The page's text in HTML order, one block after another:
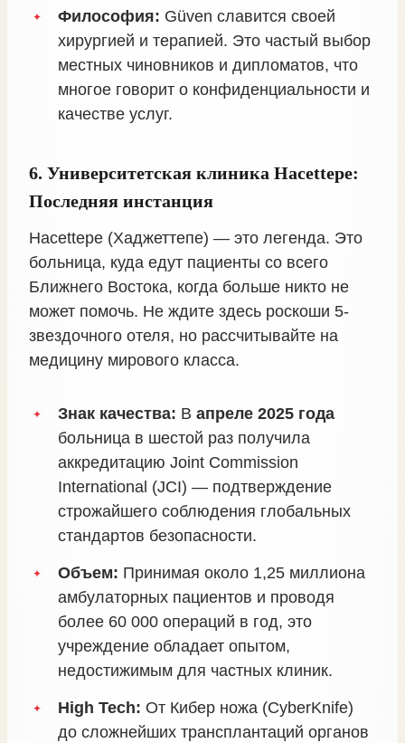
Философия: Güven славится своей
хирургией и терапией. Это частый выбор
местных чиновников и дипломатов, что
многое говорит о конфиденциальности и
качестве услуг.
6. Университетская клиника Hacettepe:
Последняя инстанция
Hacettepe (Хаджеттепе) — это легенда. Это
больница, куда едут пациенты со всего
Ближнего Востока, когда больше никто не
может помочь. Не ждите здесь роскоши 5-
звездочного отеля, но рассчитывайте на
медицину мирового класса.
Знак качества: В апреле 2025 года
больница в шестой раз получила
аккредитацию Joint Commission
International (JCI) — подтверждение
строжайшего соблюдения глобальных
стандартов безопасности.
Объем: Принимая около 1,25 миллиона
амбулаторных пациентов и проводя
более 60 000 операций в год, это
учреждение обладает опытом,
недостижимым для частных клиник.
High Tech: От Кибер ножа (CyberKnife)
до сложнейших трансплантаций органов